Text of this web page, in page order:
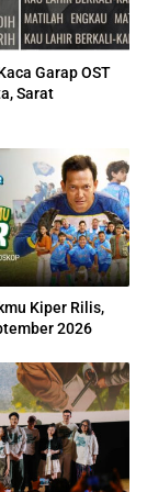
Garap OST
Sarat
Kiper Rilis,
2026